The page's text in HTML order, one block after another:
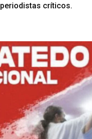
periodistas críticos.